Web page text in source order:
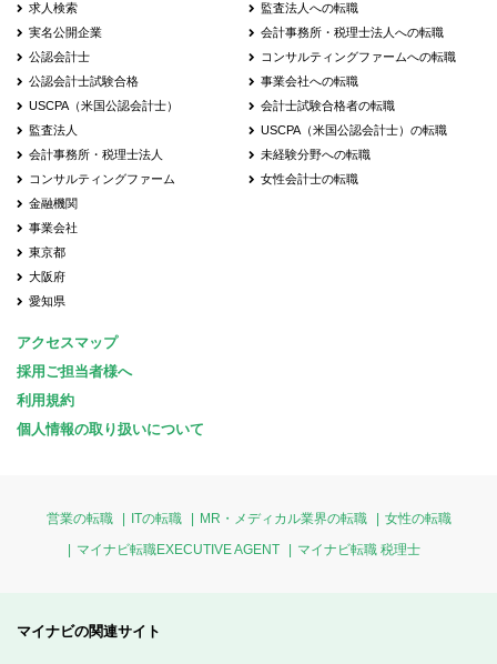
求人検索
実名公開企業
公認会計士
公認会計士試験合格
USCPA（米国公認会計士）
監査法人
会計事務所・税理士法人
コンサルティングファーム
金融機関
事業会社
東京都
大阪府
愛知県
監査法人への転職
会計事務所・税理士法人への転職
コンサルティングファームへの転職
事業会社への転職
会計士試験合格者の転職
USCPA（米国公認会計士）の転職
未経験分野への転職
女性会計士の転職
アクセスマップ
採用ご担当者様へ
利用規約
個人情報の取り扱いについて
営業の転職 ITの転職 MR・メディカル業界の転職
女性の転職
マイナビ転職EXECUTIVE AGENT
マイナビ転職 税理士
マイナビの関連サイト